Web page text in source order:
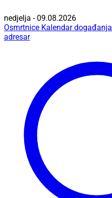
nedjelja - 09.08.2026
Osmrtnice Kalendar događanja
adresar